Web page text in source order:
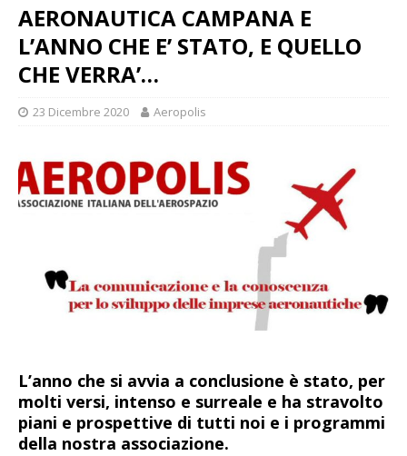
AERONAUTICA CAMPANA E
L’ANNO CHE E’ STATO, E QUELLO
CHE VERRA’…
23 Dicembre 2020 Aeropolis
L’anno che si avvia a conclusione è stato, per
molti versi, intenso e surreale e ha stravolto
piani e prospettive di tutti noi e i programmi
della nostra associazione.